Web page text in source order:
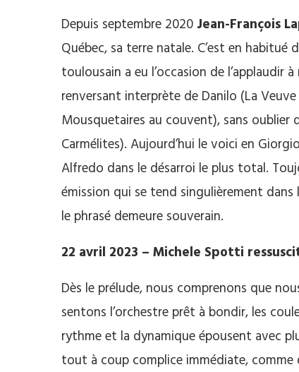
Depuis septembre 2020 Jean-François
Québec, sa terre natale. C’est en
toulousain a eu l’occasion de l’applaudir
renversant interprète de Danilo (La
Mousquetaires au couvent), sans oublier
Carmélites). Aujourd’hui le voici en
Alfredo dans le désarroi le plus total.
émission qui se tend singulièrement
le phrasé demeure souverain.
22 avril 2023 – Michele Spotti
Dès le prélude, nous comprenons que
sentons l’orchestre prêt à bondir, les
rythme et la dynamique épousent avec
tout à coup complice immédiate,